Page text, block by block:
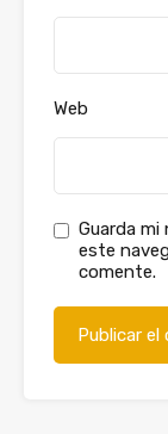
Web
Guarda
este
comente.